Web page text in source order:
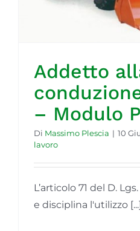
Addetto
– Modulo
Di Massimo Plescia | 10
lavoro
L’articolo 71 del D.
e disciplina l'utilizzo